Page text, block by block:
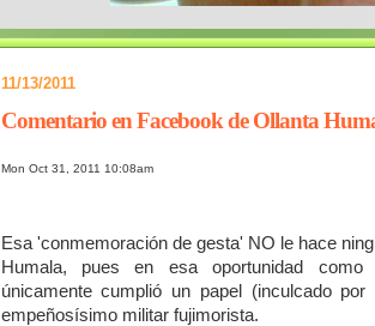
11/13/2011
Comentario en Facebook de Ollanta
Mon Oct 31, 2011 10:08am
Esa 'conmemoración de gesta' NO le hace
Humala, pues en esa oportunidad
únicamente cumplió un papel (inculcado
empeñosísimo militar fujimorista.